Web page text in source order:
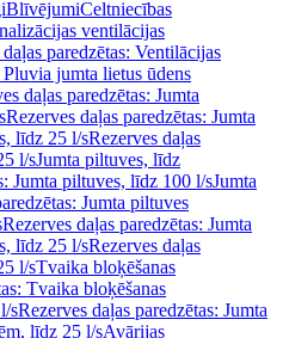
BlīvējumiCeltniecības
ventilācijas
paredzētas: Ventilācijas
jumta lietus ūdens
daļas paredzētas: Jumta
Rezerves daļas paredzētas: Jumta
līdz 25 l/sRezerves daļas
l/sJumta piltuves, līdz
Jumta piltuves, līdz 100 l/sJumta
Jumta piltuves
Rezerves daļas paredzētas: Jumta
līdz 25 l/sRezerves daļas
l/sTvaika bloķēšanas
Tvaika bloķēšanas
sRezerves daļas paredzētas: Jumta
līdz 25 l/sAvārijas